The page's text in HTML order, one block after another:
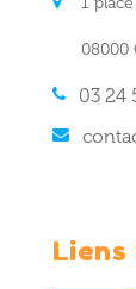
08000
03 24
Liens